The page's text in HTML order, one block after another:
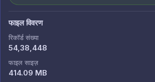
फाइल विवरण
रिकॉर्ड संख्या
54,38,448
फाइल साइज़
414.09 MB